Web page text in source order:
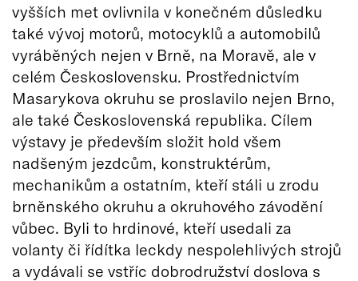
vyšších met ovlivnila v konečném důsledku
také vývoj motorů, motocyklů a automobilů
vyráběných nejen v Brně, na Moravě, ale v
celém Československu. Prostřednictvím
Masarykova okruhu se proslavilo nejen Brno,
ale také Československá republika. Cílem
výstavy je především složit hold všem
nadšeným jezdcům, konstruktérům,
mechanikům a ostatním, kteří stáli u zrodu
brněnského okruhu a okruhového závodění
vůbec. Byli to hrdinové, kteří usedali za
volanty či řídítka leckdy nespolehlivých strojů
a vydávali se vstříc dobrodružství doslova s